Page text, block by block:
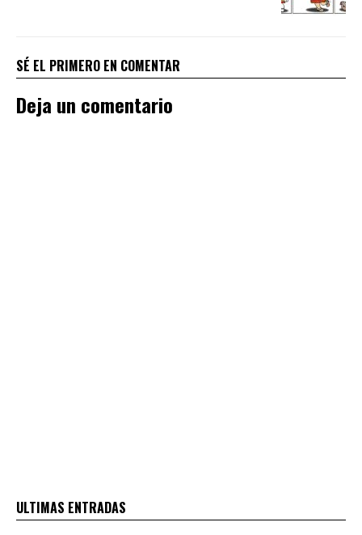
SÉ EL PRIMERO EN COMENTAR
Deja un comentario
ULTIMAS ENTRADAS